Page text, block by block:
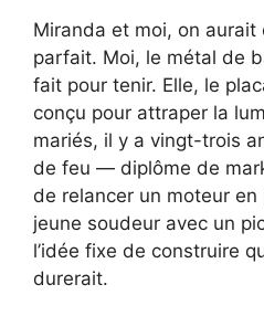
Miranda et moi, on aurait
parfait. Moi, le métal de
fait pour tenir. Elle, le
conçu pour attraper la
mariés, il y a vingt-trois
de feu — diplôme de
de relancer un moteur en
jeune soudeur avec un
l’idée fixe de construire
durerait.